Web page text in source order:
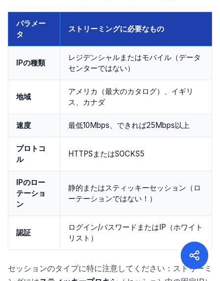
パラメー
タ
ストリーミングに必要なもの
IPの種類
レジデンシャルまたはモバイル（データ
センターではない）
地域
アメリカ（最大のカタログ）、イギリ
ス、カナダ
速度 最低10Mbps、できれば25Mbps以上
プロトコ
ル
HTTPSまたはSOCKS5
IPのロー
テーショ
ン
静的またはスティッキーセッション（ロ
ーテーションではない！）
認証
ログイン/パスワードまたはIP（ホワイト
リスト）
セッションのタイプに特に注意してください：ストリーミ